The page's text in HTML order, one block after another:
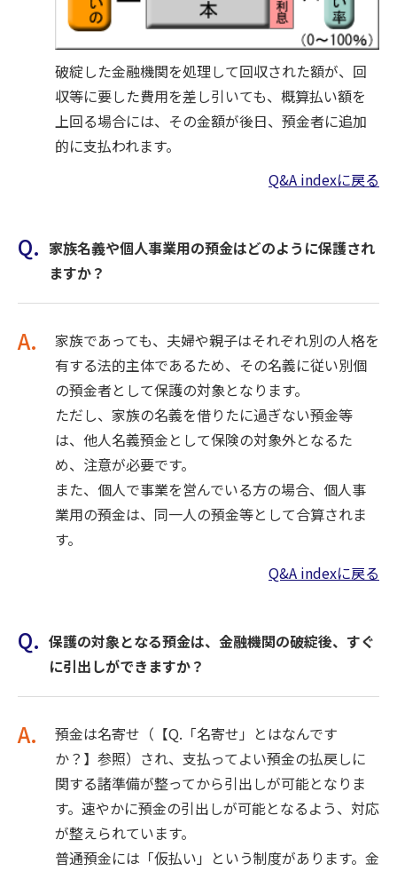
破綻した金融機関を処理して回収された額が、回
収等に要した費用を差し引いても、概算払い額を
上回る場合には、その金額が後日、預金者に追加
的に支払われます。
Q&A indexに戻る
Q. 家族名義や個人事業用の預金はどのように保護され
ますか？
A.
家族であっても、夫婦や親子はそれぞれ別の人格を
有する法的主体であるため、その名義に従い別個
の預金者として保護の対象となります。
ただし、家族の名義を借りたに過ぎない預金等
は、他人名義預金として保険の対象外となるた
め、注意が必要です。
また、個人で事業を営んでいる方の場合、個人事
業用の預金は、同一人の預金等として合算されま
す。
Q&A indexに戻る
Q. 保護の対象となる預金は、金融機関の破綻後、すぐ
に引出しができますか？
A.
預金は名寄せ（【Q.「名寄せ」とはなんです
か？】参照）され、支払ってよい預金の払戻しに
関する諸準備が整ってから引出しが可能となりま
す。速やかに預金の引出しが可能となるよう、対応
が整えられています。
普通預金には「仮払い」という制度があります。金